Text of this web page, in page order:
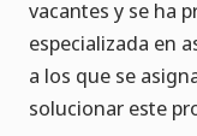
vacantes y se ha
especializada en
a los que se
solucionar este